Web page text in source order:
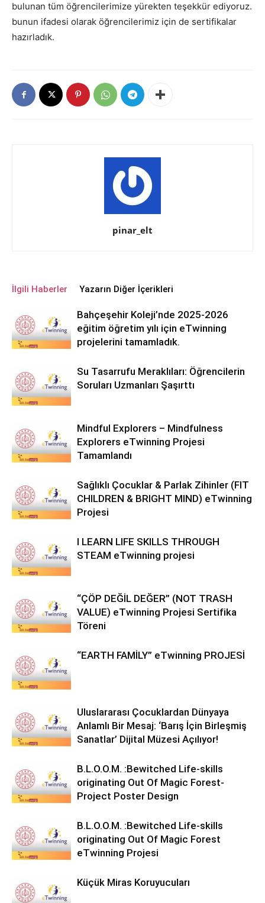
bulunan tüm öğrencilerimize yürekten teşekkür ediyoruz.
bunun ifadesi olarak öğrencilerimiz için de sertifikalar
hazırladık.
pinar_elt
İlgili Haberler Yazarın Diğer İçerikleri
Bahçeşehir Koleji’nde 2025-2026
eğitim öğretim yılı için eTwinning
projelerini tamamladık.
Su Tasarrufu Meraklıları: Öğrencilerin
Soruları Uzmanları Şaşırttı
Mindful Explorers – Mindfulness
Explorers eTwinning Projesi
Tamamlandı
Sağlıklı Çocuklar & Parlak Zihinler (FIT
CHILDREN & BRIGHT MIND) eTwinning
Projesi
I LEARN LIFE SKILLS THROUGH
STEAM eTwinning projesi
“ÇÖP DEĞİL DEĞER” (NOT TRASH
VALUE) eTwinning Projesi Sertifika
Töreni
“EARTH FAMİLY” eTwinning PROJESİ
Uluslararası Çocuklardan Dünyaya
Anlamlı Bir Mesaj: ‘Barış İçin Birleşmiş
Sanatlar’ Dijital Müzesi Açılıyor!
B.L.O.O.M. :Bewitched Life-skills
originating Out Of Magic Forest-
Project Poster Design
B.L.O.O.M. :Bewitched Life-skills
originating Out Of Magic Forest
eTwinning Projesi
Küçük Miras Koruyucuları